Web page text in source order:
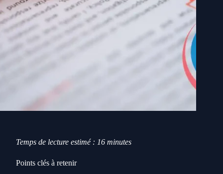
Temps de lecture estimé : 16 minutes
Points clés à retenir